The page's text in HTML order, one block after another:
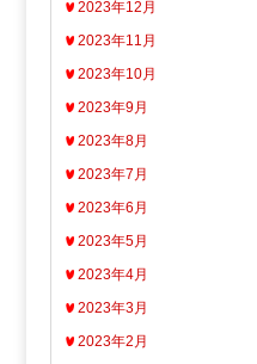
2023年12月
2023年11月
2023年10月
2023年9月
2023年8月
2023年7月
2023年6月
2023年5月
2023年4月
2023年3月
2023年2月